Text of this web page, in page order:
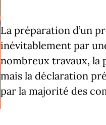
La préparation d’un
inévitablement par
nombreux travaux, la
mais la déclaration
par la majorité des